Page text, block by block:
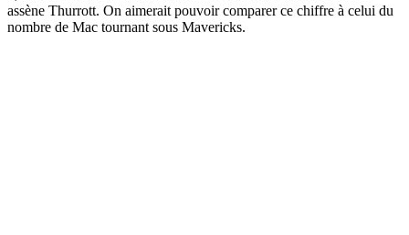
assène Thurrott. On aimerait pouvoir comparer ce chiffre à celui du
nombre de Mac tournant sous Mavericks.